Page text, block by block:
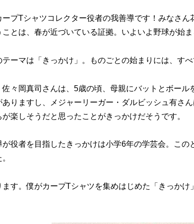
プTシャツコレクター役者の我善導です！みなさん
とは、春が近づいている証拠。いよいよ野球が始
ーマは「きっかけ」。ものごとの始まりには、すべ
々岡真司さんは、5歳の頃、母親にバットとボール
りますし、メジャーリーガー・ダルビッシュ有さ
楽しそうだと思ったことがきっかけだそうです。
役者を目指したきっかけは小学6年の学芸会。この
す。僕がカープTシャツを集めはじめた「きっかけ